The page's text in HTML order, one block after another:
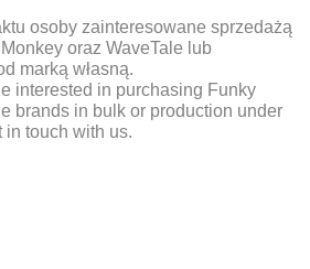
osoby zainteresowane sprzedażą
oraz WaveTale lub
marką własną.
interested in purchasing Funky
brands in bulk or production under
in touch with us.